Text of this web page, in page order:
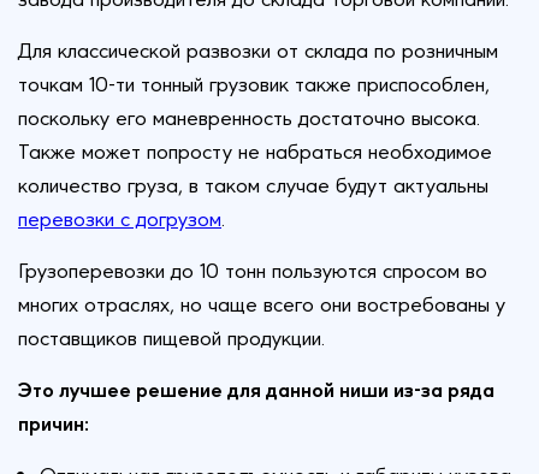
Для классической развозки от склада по розничным
точкам 10-ти тонный грузовик также приспособлен,
поскольку его маневренность достаточно высока.
Также может попросту не набраться необходимое
количество груза, в таком случае будут актуальны
перевозки с догрузом
Грузоперевозки до 10 тонн пользуются спросом во
многих отраслях, но чаще всего они востребованы у
поставщиков пищевой продукции.
Это лучшее решение для данной ниши из-за ряда
причин: